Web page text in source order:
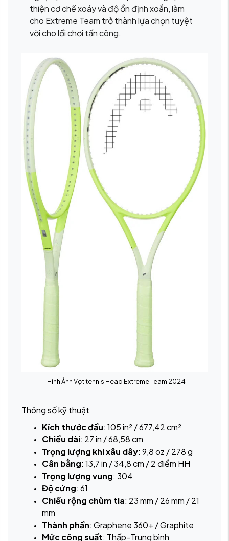
thiện cơ chế xoáy và độ ổn định xoắn, làm
cho Extreme Team trở thành lựa chọn tuyệt
vời cho lối chơi tấn công.
Hình Ảnh Vợt tennis Head Extreme Team 2024
Thông số kỹ thuật
Kích thước đầu: 105 in² / 677,42 cm²
Chiều dài: 27 in / 68,58 cm
Trọng lượng khi xâu dây: 9,8 oz / 278 g
Cân bằng: 13,7 in / 34,8 cm / 2 điểm HH
Trọng lượng vung: 304
Độ cứng: 61
Chiều rộng chùm tia: 23 mm / 26 mm / 21
mm
Thành phần: Graphene 360+ / Graphite
Mức công suất: Thấp-Trung bình